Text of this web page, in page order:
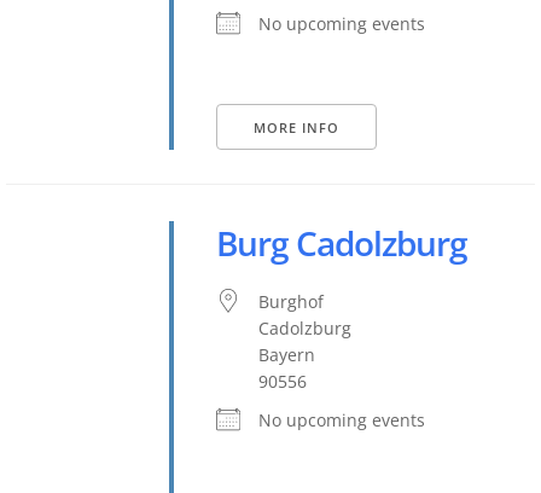
No upcoming events
MORE INFO
Burg Cadolzburg
Burghof
Cadolzburg
Bayern
90556
No upcoming events